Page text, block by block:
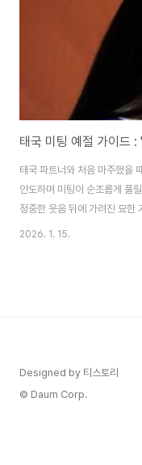
태국 파트너와 처음 마주했을
안도하며 미팅이 순조롭게 풀
정중한 웃음 뒤에 가려진 묘한
더군요. 겉으로 보이는 온화함
비즈니스 현장에서는 그보다
2026. 1. 15.
Designed by 티스토리
© Daum Corp.